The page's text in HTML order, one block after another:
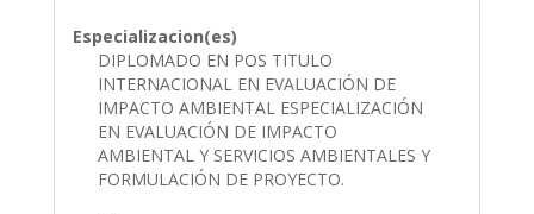
Especializacion(es)
DIPLOMADO EN POS TITULO
INTERNACIONAL EN EVALUACIÓN DE
IMPACTO AMBIENTAL ESPECIALIZACIÓN
EN EVALUACIÓN DE IMPACTO
AMBIENTAL Y SERVICIOS AMBIENTALES Y
FORMULACIÓN DE PROYECTO.